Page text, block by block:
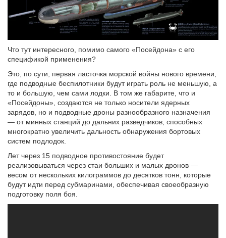
Что тут интересного, помимо самого «Посейдона» с его
спецификой применения?
Это, по сути, первая ласточка морской войны нового времени,
где подводные беспилотники будут играть роль не меньшую, а
то и большую, чем сами лодки. В том же габарите, что и
«Посейдоны», создаются не только носители ядерных
зарядов, но и подводные дроны разнообразного назначения
— от минных станций до дальних разведчиков, способных
многократно увеличить дальность обнаружения бортовых
систем подлодок.
Лет через 15 подводное противостояние будет
реализовываться через стаи больших и малых дронов —
весом от нескольких килограммов до десятков тонн, которые
будут идти перед субмаринами, обеспечивая своеобразную
подготовку поля боя.